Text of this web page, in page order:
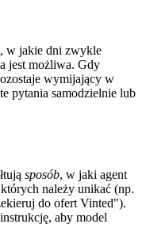
w jakie dni zwykle
jest możliwa. Gdy
wymijający w
pytania samodzielnie lub
sposób, w jaki agent
należy unikać (np.
do ofert Vinted").
aby model